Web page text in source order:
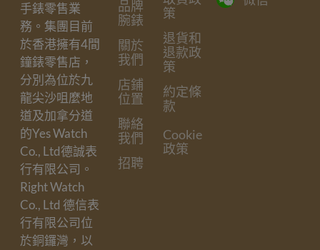
品牌
腕錶
關於
我們
店鋪
位置
聯絡
我們
招聘
策
退貨和
退款政
策
約定條
款
Cookie
政策
手錶零售業
務。集團目前
於香港擁有4間
鐘錶零售店，
分別為位於九
龍尖沙咀麼地
道及加拿分道
的Yes Watch
Co., Ltd德誠表
行有限公司。
Right Watch
Co., Ltd 德信表
行有限公司位
於銅鑼灣，以